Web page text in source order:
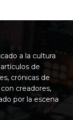
a la cultura
de
crónicas de
creadores,
por la escena